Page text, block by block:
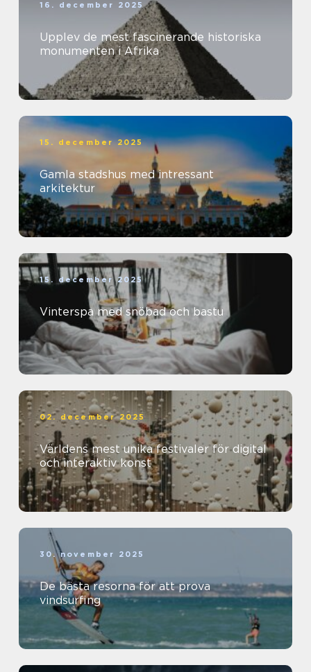
16. december 2025
Upplev de mest fascinerande historiska
monumenten i Afrika
15. december 2025
Gamla stadshus med intressant
arkitektur
15. december 2025
Vinterspa med snöbad och bastu
02. december 2025
Världens mest unika festivaler för digital
och interaktiv konst
30. november 2025
De bästa resorna för att prova
vindsurfing